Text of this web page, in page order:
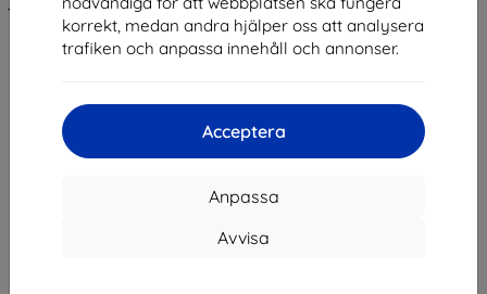
korrekt, medan andra hjälper oss att analysera
trafiken och anpassa innehåll och annonser.
Acceptera
Anpassa
Avvisa
TELESIN Skyddsfodral combo för
GoPro Hero 12/11/10/9
214 kr
I lager > 5 st
PULUZ Plast Batterilock för
GoPro Hero 12/11/10/9 Kamera
(Svart)
103 kr